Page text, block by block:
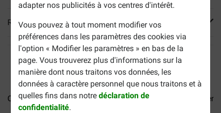
adapter nos publicités à vos centres d'intérêt.
Vous pouvez à tout moment modifier vos
préférences dans les paramètres des cookies via
l'option « Modifier les paramètres » en bas de la
page. Vous trouverez plus d'informations sur la
manière dont nous traitons vos données, les
données à caractère personnel que nous traitons et à
quelles fins dans notredéclaration de
confidentialité.
Reviews
Orijen Original pour chien Orijen Puppy pour chiot